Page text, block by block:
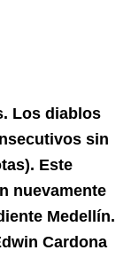
Los diablos
sin
Este
nuevamente
Medellín.
Cardona